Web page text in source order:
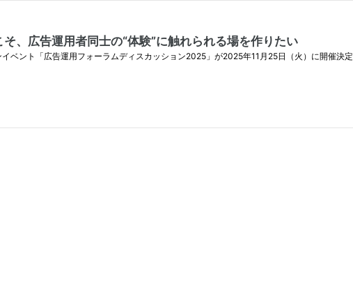
、広告運用者同士の“体験”に触れられる場を作りたい
ベント「広告運用フォーラムディスカッション2025」が2025年11月25日（火）に開催決